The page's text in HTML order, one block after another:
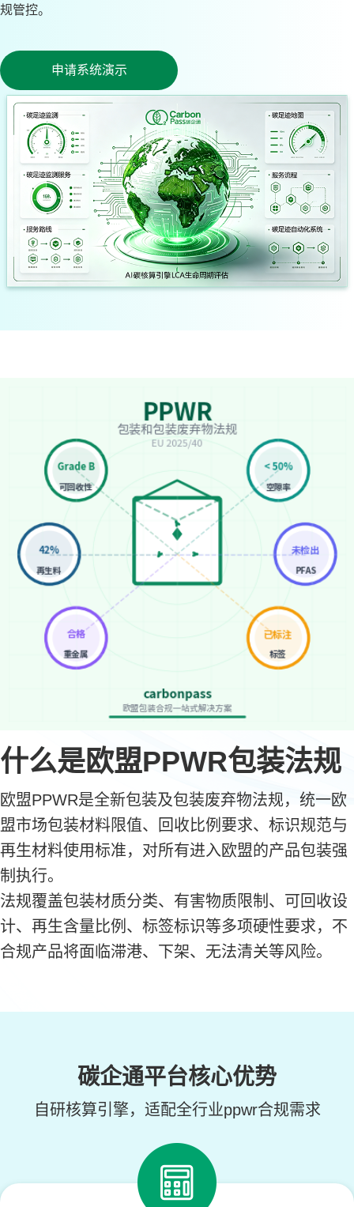
规管控。
申请系统演示
什么是欧盟PPWR包装法规
欧盟PPWR是全新包装及包装废弃物法规，统一欧
盟市场包装材料限值、回收比例要求、标识规范与
再生材料使用标准，对所有进入欧盟的产品包装强
制执行。
法规覆盖包装材质分类、有害物质限制、可回收设
计、再生含量比例、标签标识等多项硬性要求，不
合规产品将面临滞港、下架、无法清关等风险。
碳企通平台核心优势
自研核算引擎，适配全行业ppwr合规需求